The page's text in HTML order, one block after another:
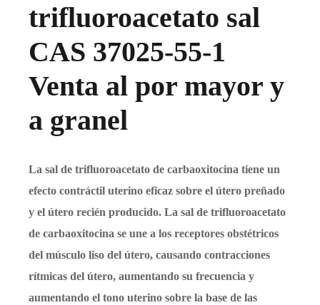
trifluoroacetato sal
CAS 37025-55-1
Venta al por mayor y
a granel
La sal de trifluoroacetato de carbaoxitocina tiene un
efecto contráctil uterino eficaz sobre el útero preñado
y el útero recién producido. La sal de trifluoroacetato
de carbaoxitocina se une a los receptores obstétricos
del músculo liso del útero, causando contracciones
rítmicas del útero, aumentando su frecuencia y
aumentando el tono uterino sobre la base de las